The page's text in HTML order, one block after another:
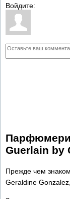
Войдите:
Guerlain by
Прежде чем
Geraldine